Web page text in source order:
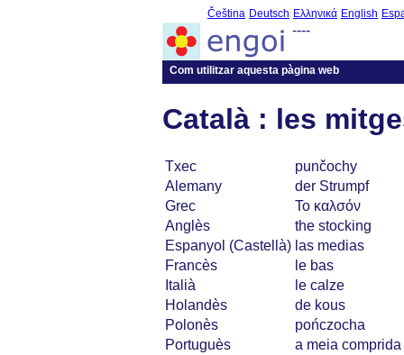
Čeština Deutsch Ελληνικά English
----
Com utilitzar aquesta pàgina web
Català : les
Txec
punčochy
Alemany
der Strumpf
Grec
Το καλσόν
Anglès
the stocking
Espanyol (Castellà) las medias
Francès
le bas
Italià
le calze
Holandès
de kous
Polonès
pończocha
Portuguès
a meia comprida